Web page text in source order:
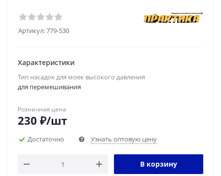
Артикул:779-530
Характеристики
Тип насадок для моек высокого давления
для перемешивания
Розничная цена
230 ₽/шт
Достаточно Узнать оптовую цену
В корзину